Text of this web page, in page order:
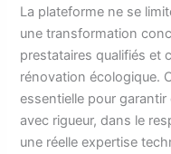
La plateforme ne se
une transformation
prestataires qualifiés et
rénovation écologique.
essentielle pour
avec rigueur, dans le
une réelle expertise